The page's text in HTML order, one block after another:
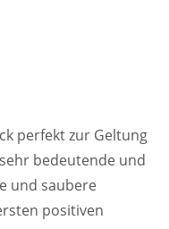
perfekt zur Geltung
bedeutende und
und saubere
positiven